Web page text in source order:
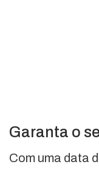
Garanta o
Com uma data